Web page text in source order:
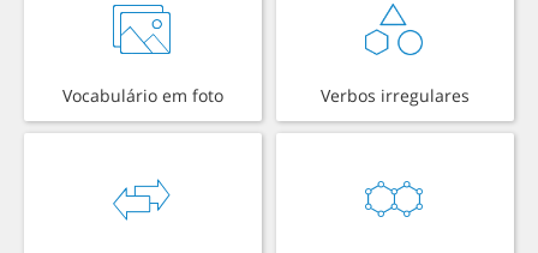
Vocabulário em foto Verbos irregulares